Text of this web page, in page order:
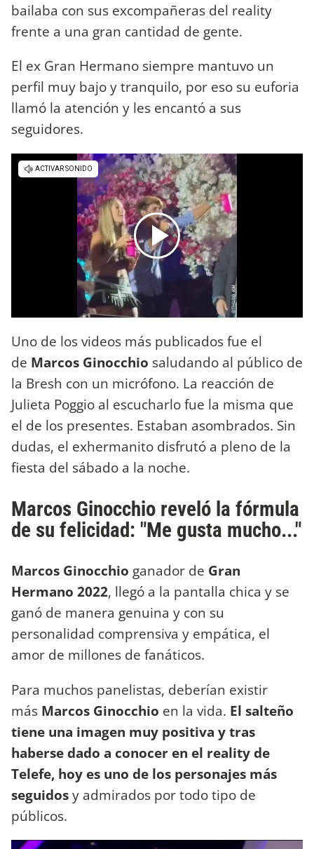
bailaba con sus excompañeras del reality
frente a una gran cantidad de gente.
El ex Gran Hermano siempre mantuvo un
perfil muy bajo y tranquilo, por eso su euforia
llamó la atención y les encantó a sus
seguidores.
Uno de los videos más publicados fue el
de Marcos Ginocchio saludando al público de
la Bresh con un micrófono. La reacción de
Julieta Poggio al escucharlo fue la misma que
el de los presentes. Estaban asombrados. Sin
dudas, el exhermanito disfrutó a pleno de la
fiesta del sábado a la noche.
Marcos Ginocchio reveló la fórmula
de su felicidad: "Me gusta mucho..."
Marcos Ginocchio ganador de Gran
Hermano 2022, llegó a la pantalla chica y se
ganó de manera genuina y con su
personalidad comprensiva y empática, el
amor de millones de fanáticos.
Para muchos panelistas, deberían existir
más Marcos Ginocchio en la vida. El salteño
tiene una imagen muy positiva y tras
haberse dado a conocer en el reality de
Telefe, hoy es uno de los personajes más
seguidosy admirados por todo tipo de
públicos.